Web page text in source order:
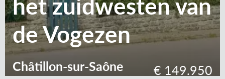
de Vogezen
Châtillon-sur-Saône € 149.950